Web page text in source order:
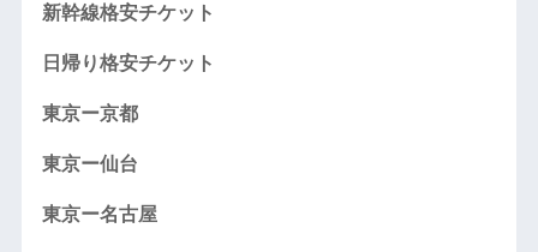
新幹線格安チケット
日帰り格安チケット
東京ー京都
東京ー仙台
東京ー名古屋